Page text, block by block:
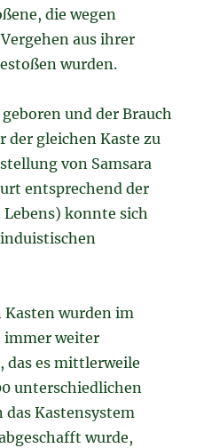
die wegen
aus ihrer
wurden.
und der Brauch
gleichen Kaste zu
von Samsara
entsprechend der
konnte sich
wurden im
immer weiter
es mittlerweile
unterschiedlichen
das Kastensystem
wurde,